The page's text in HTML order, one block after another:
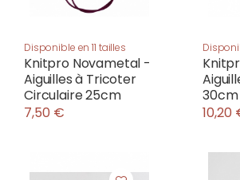
Disponible en 11 tailles
Knitpro Novametal -
Aiguilles à Tricoter
Circulaire 25cm
7,50 €
30cm
10,20